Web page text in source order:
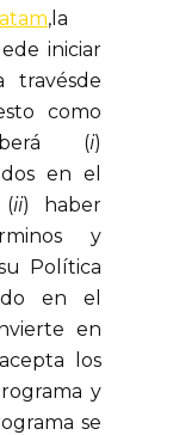
,la
iniciar
travésde
como
(i)
en el
(ii) haber
y
Política
en el
en
los
y
se